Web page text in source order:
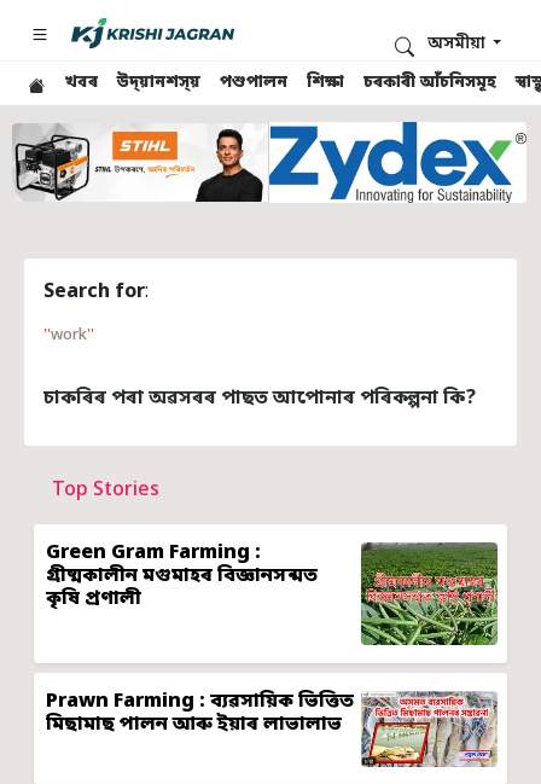
খবৰ উদ্য়ানশস্য় পশুপালন শিক্ষা চৰকাৰী আঁচনিসমূহ
অসমীয়া
Search for:
work
চাকৰিৰ পৰা অৱসৰৰ পাছত আপোনাৰ পৰিকল্পনা কি?
Top Stories
Green Gram Farming :
গ্ৰীষ্মকালীন মগুমাহৰ বিজ্ঞানসন্মত
কৃষি প্ৰণালী
Prawn Farming : ব্যৱসায়িক ভিত্তিত
মিছামাছ পালন আৰু ইয়াৰ লাভালাভ